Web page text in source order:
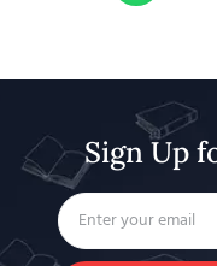
Sign Up